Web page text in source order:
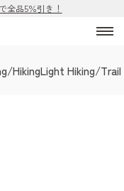
全品5％引き！
HikingLight Hiking/Trail